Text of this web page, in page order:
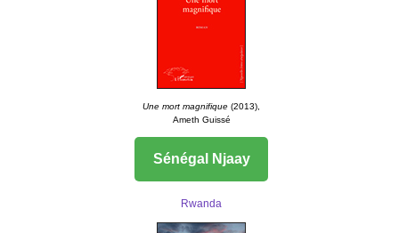
Une mort magnifique (2013),
Ameth Guissé
Sénégal Njaay
Rwanda